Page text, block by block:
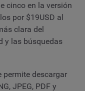
cinco en la versión
por $19USD al
clara del
y las búsquedas
permite descargar
JPEG, PDF y